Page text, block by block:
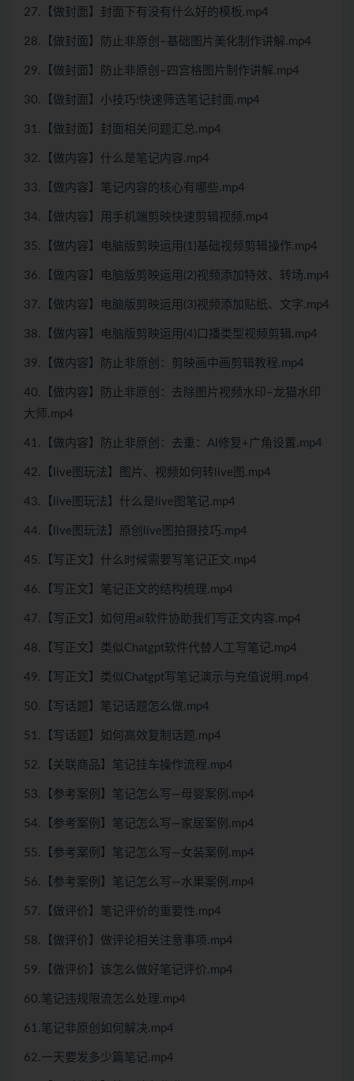
27.【做封面】封面下有没有什么好的模板.mp4
28.【做封面】防止非原创–基础图片美化制作讲解.mp4
29.【做封面】防止非原创–四宫格图片制作讲解.mp4
30.【做封面】小技巧!快速筛选笔记封面.mp4
31.【做封面】封面相关问题汇总.mp4
32.【做内容】什么是笔记内容.mp4
33.【做内容】笔记内容的核心有哪些.mp4
34.【做内容】用手机端剪映快速剪辑视频.mp4
35.【做内容】电脑版剪映运用(1)基础视频剪辑操作.mp4
36.【做内容】电脑版剪映运用(2)视频添加特效、转场.mp4
37.【做内容】电脑版剪映运用(3)视频添加贴纸、文字.mp4
38.【做内容】电脑版剪映运用(4)口播类型视频剪辑.mp4
39.【做内容】防止非原创：剪映画中画剪辑教程.mp4
40.【做内容】防止非原创：去除图片视频水印–龙猫水印
大师.mp4
41.【做内容】防止非原创：去重：AI修复+广角设置.mp4
42.【live图玩法】图片、视频如何转live图.mp4
43.【live图玩法】什么是live图笔记.mp4
44.【live图玩法】原创live图拍摄技巧.mp4
45.【写正文】什么时候需要写笔记正文.mp4
46.【写正文】笔记正文的结构梳理.mp4
47.【写正文】如何用ai软件协助我们写正文内容.mp4
48.【写正文】类似Chatgpt软件代替人工写笔记.mp4
49.【写正文】类似Chatgpt写笔记演示与充值说明.mp4
50.【写话题】笔记话题怎么做.mp4
51.【写话题】如何高效复制话题.mp4
52.【关联商品】笔记挂车操作流程.mp4
53.【参考案例】笔记怎么写—母婴案例.mp4
54.【参考案例】笔记怎么写—家居案例.mp4
55.【参考案例】笔记怎么写—女装案例.mp4
56.【参考案例】笔记怎么写—水果案例.mp4
57.【做评价】笔记评价的重要性.mp4
58.【做评价】做评论相关注意事项.mp4
59.【做评价】该怎么做好笔记评价.mp4
60.笔记违规限流怎么处理.mp4
61.笔记非原创如何解决.mp4
62.一天要发多少篇笔记.mp4